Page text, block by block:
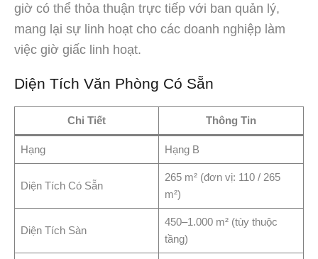
giờ có thể thỏa thuận trực tiếp với ban quản lý,
mang lại sự linh hoạt cho các doanh nghiệp làm
việc giờ giấc linh hoạt.
Diện Tích Văn Phòng Có Sẵn
Chi Tiết Thông Tin
Hạng Hạng B
Diện Tích Có Sẵn
265 m² (đơn vị: 110 / 265
m²)
Diện Tích Sàn
450–1.000 m² (tùy thuộc
tầng)